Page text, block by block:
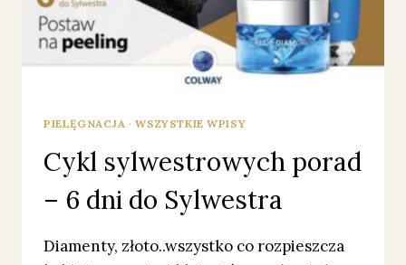
PIELĘGNACJA ·WSZYSTKIE WPISY
Cykl sylwestrowych porad
– 6 dni do Sylwestra
Diamenty, złoto..wszystko co rozpieszcza